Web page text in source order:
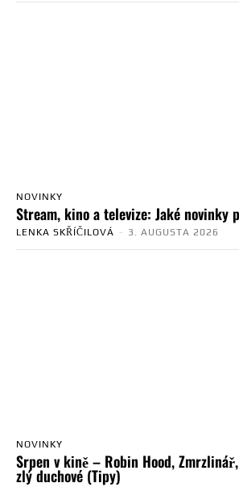
NOVINKY
Stream, kino a televize: Jaké novinky
LENKA SKŘÍČILOVÁ - 3. AUGUSTA 2026
NOVINKY
Srpen v kině – Robin Hood,
zlý duchové (Tipy)